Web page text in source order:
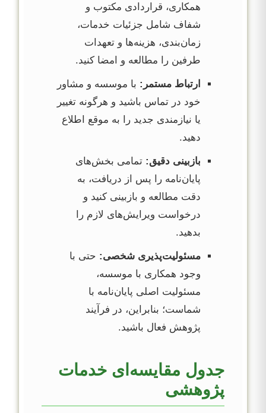
همکاری، قراردادی مکتوب و
شفاف شامل جزئیات خدمات،
زمان‌بندی، هزینه‌ها و تعهدات
طرفین را مطالعه و امضا کنید.
ارتباط مستمر: با موسسه و مشاور
خود در تماس باشید و هرگونه تغییر
یا نیازمندی جدید را به موقع اطلاع
دهید.
بازبینی دقیق: تمامی بخش‌های
پایان‌نامه را پس از دریافت، به
دقت مطالعه و بازبینی کنید و
درخواست ویرایش‌های لازم را
بدهید.
مسئولیت‌پذیری شخصی: حتی با
وجود همکاری با موسسه،
مسئولیت اصلی پایان‌نامه با
شماست؛ بنابراین، در فرآیند
پژوهش فعال باشید.
جدول مقایسه‌ای خدمات
پژوهشی